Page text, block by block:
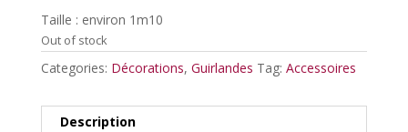
Taille : environ 1m10
Out of stock
Categories: Décorations, Guirlandes Tag: Accessoires
Description